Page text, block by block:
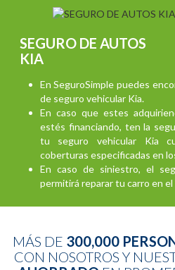
SEGURO DE AUTOS
KIA
En SeguroSimple puedes
de seguro vehicular Kia.
En caso que estes
estés financiando, ten la
tu seguro vehicular Kia
coberturas especificadas en
En caso de siniestro, el
permitirá reparar tu carro en
MÁS DE 300,000
CON NOSOTROS Y